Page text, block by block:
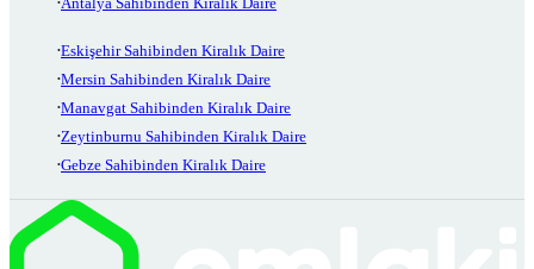
Eskişehir Sahibinden Kiralık Daire
Mersin Sahibinden Kiralık Daire
Manavgat Sahibinden Kiralık Daire
Zeytinburnu Sahibinden Kiralık Daire
Gebze Sahibinden Kiralık Daire